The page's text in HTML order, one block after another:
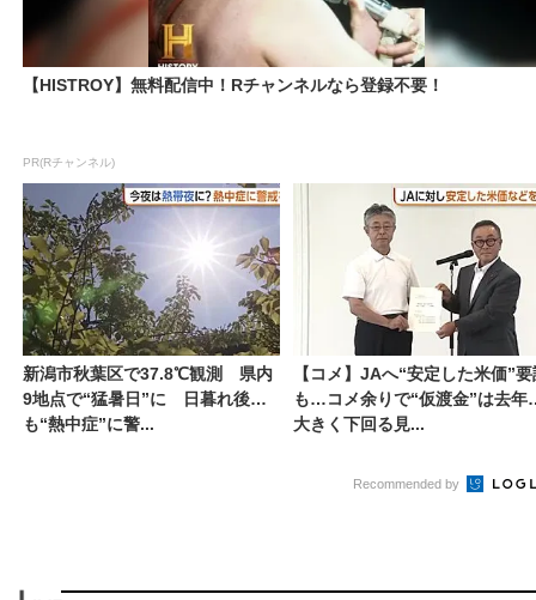
【HISTROY】無料配信中！Rチャンネルなら登録不要！
PR(Rチャンネル)
新潟市秋葉区で37.8℃観測 県内
9地点で“猛暑日”に 日暮れ後
も“熱中症”に警...
【コメ】JAへ“安定した米価”
も…コメ余りで“仮渡金”は去年
大きく下回る見...
Recommended by